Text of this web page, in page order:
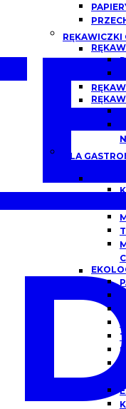
RĘKAWICZKI
DLA